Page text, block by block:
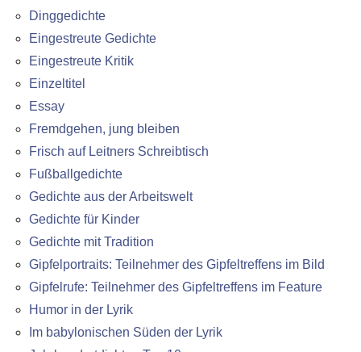
Dinggedichte
Eingestreute Gedichte
Eingestreute Kritik
Einzeltitel
Essay
Fremdgehen, jung bleiben
Frisch auf Leitners Schreibtisch
Fußballgedichte
Gedichte aus der Arbeitswelt
Gedichte für Kinder
Gedichte mit Tradition
Gipfelportraits: Teilnehmer des Gipfeltreffens im Bild
Gipfelrufe: Teilnehmer des Gipfeltreffens im Feature
Humor in der Lyrik
Im babylonischen Süden der Lyrik